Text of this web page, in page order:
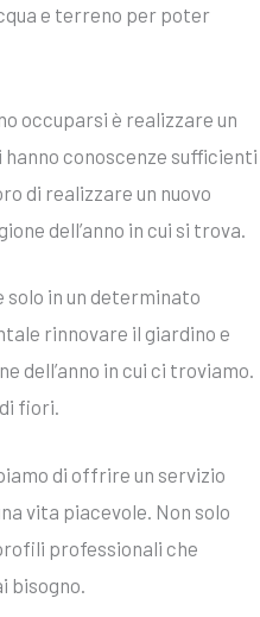
e terreno per poter
occuparsi è realizzare un
conoscenze sufficienti
di realizzare un nuovo
dell’anno in cui si trova.
solo in un determinato
rinnovare il giardino e
dell’anno in cui ci troviamo.
fiori.
di offrire un servizio
vita piacevole. Non solo
professionali che
bisogno.